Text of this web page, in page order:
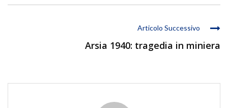
Articolo Successivo
Arsia 1940: tragedia in miniera